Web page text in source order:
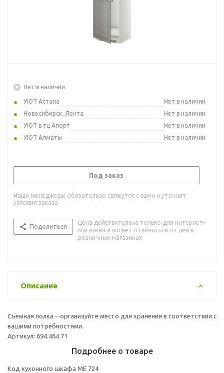
Нет в наличии
УЮТ Астана
Нет в наличии
Новосибирск, Лента
Нет в наличии
УЮТ в тц Апорт
Нет в наличии
УЮТ Алматы
Нет в наличии
Под заказ
Наши менеджеры обязательно свяжутся с вами и уточнят
условия заказа
Поделиться
Цена действительна только для интернет-
магазина и может отличаться от цен в
розничных магазинах
Описание
Съемная полка – организуйте место для хранения в соответствии с
вашими потребностями.
Артикул: 694.464.71
Подробнее о товаре
Код кухонного шкафа ME 724